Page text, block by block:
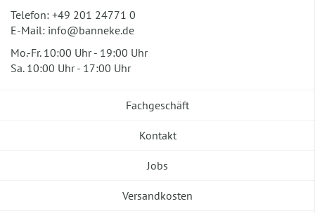
Telefon: +49 201 24771 0
E-Mail: info@banneke.de
Mo.-Fr. 10:00 Uhr - 19:00 Uhr
Sa. 10:00 Uhr - 17:00 Uhr
Fachgeschäft
Kontakt
Jobs
Versandkosten